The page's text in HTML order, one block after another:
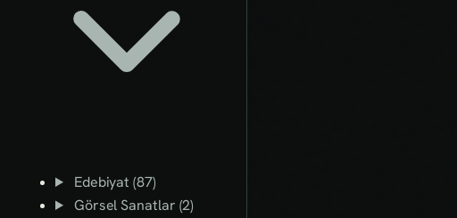
Edebiyat (87)
Görsel Sanatlar (2)